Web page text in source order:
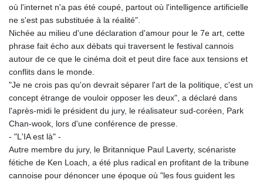
KMF 426.00035
KRW
1407.860383
KYD 0.830861
KZT 467.275008
LAK
89282.792025
LKR 334.420274
LRD 179.959348
où l'internet n'a pas été coupé, partout où l'intelligence artificielle
ne s'est pas substituée à la réalité".
Nichée au milieu d'une déclaration d'amour pour le 7e art, cette
phrase fait écho aux débats qui traversent le festival cannois
autour de ce que le cinéma doit et peut dire face aux tensions et
conflits dans le monde.
"Je ne crois pas qu'on devrait séparer l'art de la politique, c'est un
concept étrange de vouloir opposer les deux", a déclaré dans
l'après-midi le président du jury, le réalisateur sud-coréen, Park
Chan-wook, lors d'une conférence de presse.
- "L'IA est là" -
Autre membre du jury, le Britannique Paul Laverty, scénariste
fétiche de Ken Loach, a été plus radical en profitant de la tribune
cannoise pour dénoncer une époque où "les fous guident les